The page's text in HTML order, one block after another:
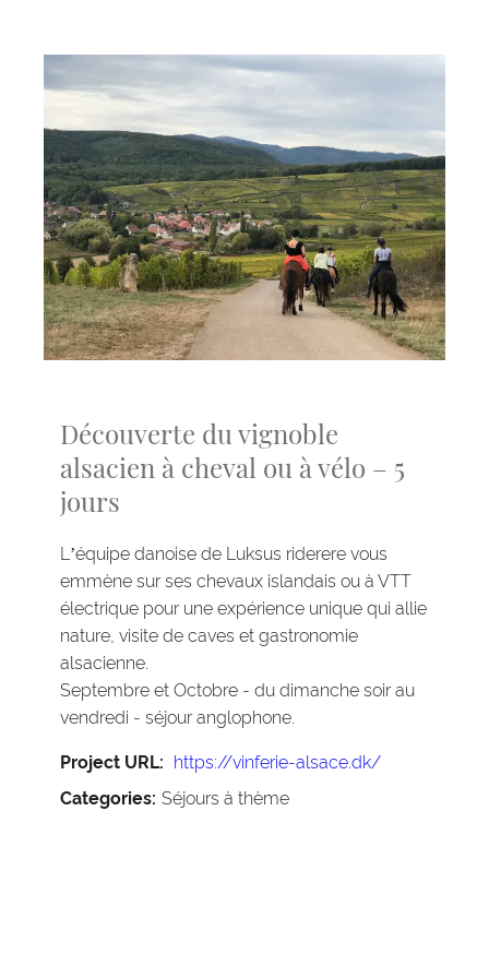
Découverte du vignoble
alsacien à cheval ou à vélo – 5
jours
L’équipe danoise de Luksus riderere vous
emmène sur ses chevaux islandais ou à VTT
électrique pour une expérience unique qui allie
nature, visite de caves et gastronomie
alsacienne.
Septembre et Octobre - du dimanche soir au
vendredi - séjour anglophone.
Project URL: https://vinferie-alsace.dk/
Categories: Séjours à thème